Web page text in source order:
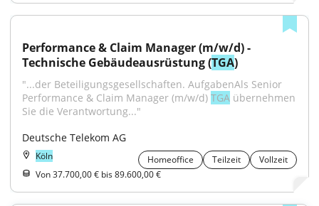
Performance & Claim Manager (m/w/d) -
Technische Gebäudeausrüstung (TGA)
"...der Beteiligungsgesellschaften. AufgabenAls Senior
Performance & Claim Manager (m/w/d) TGA übernehmen
Sie die Verantwortung..."
Deutsche Telekom AG
Köln Homeoffice Teilzeit
Vollzeit
Von 37.700,00 € bis 89.600,00 €